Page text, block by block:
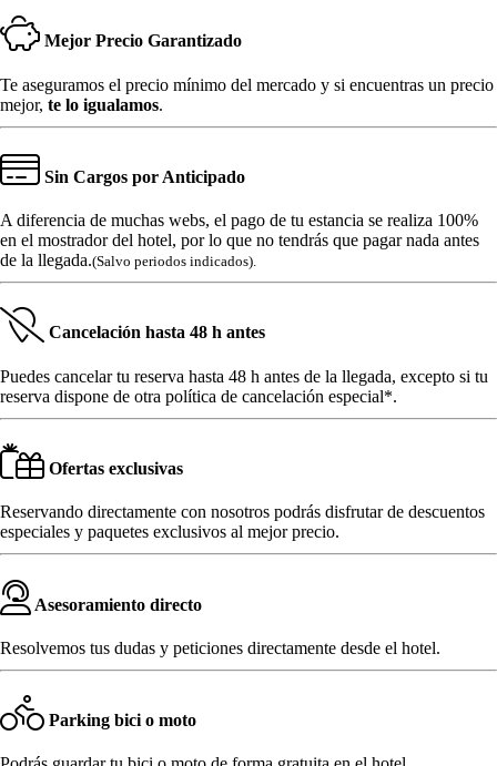
Mejor Precio Garantizado
Te aseguramos el precio mínimo del mercado y si encuentras un precio
mejor, te lo igualamos.
Sin Cargos por Anticipado
A diferencia de muchas webs, el pago de tu estancia se realiza 100%
en el mostrador del hotel, por lo que no tendrás que pagar nada antes
de la llegada.(Salvo periodos indicados).
Cancelación hasta 48 h antes
Puedes cancelar tu reserva hasta 48 h antes de la llegada, excepto si tu
reserva dispone de otra política de cancelación especial*.
Ofertas exclusivas
Reservando directamente con nosotros podrás disfrutar de descuentos
especiales y paquetes exclusivos al mejor precio.
Asesoramiento directo
Resolvemos tus dudas y peticiones directamente desde el hotel.
Parking bici o moto